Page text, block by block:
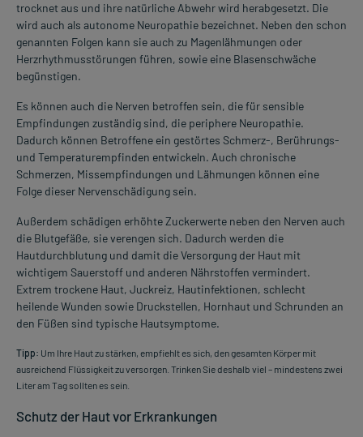
trocknet aus und ihre natürliche Abwehr wird herabgesetzt. Die
wird auch als autonome Neuropathie bezeichnet. Neben den schon
genannten Folgen kann sie auch zu Magenlähmungen oder
Herzrhythmusstörungen führen, sowie eine Blasenschwäche
begünstigen.
Es können auch die Nerven betroffen sein, die für sensible
Empfindungen zuständig sind, die periphere Neuropathie.
Dadurch können Betroffene ein gestörtes Schmerz-, Berührungs-
und Temperaturempfinden entwickeln. Auch chronische
Schmerzen, Missempfindungen und Lähmungen können eine
Folge dieser Nervenschädigung sein.
Außerdem schädigen erhöhte Zuckerwerte neben den Nerven auch
die Blutgefäße, sie verengen sich. Dadurch werden die
Hautdurchblutung und damit die Versorgung der Haut mit
wichtigem Sauerstoff und anderen Nährstoffen vermindert.
Extrem trockene Haut, Juckreiz, Hautinfektionen, schlecht
heilende Wunden sowie Druckstellen, Hornhaut und Schrunden an
den Füßen sind typische Hautsymptome.
Tipp: Um Ihre Haut zu stärken, empfiehlt es sich, den gesamten Körper mit
ausreichend Flüssigkeit zu versorgen. Trinken Sie deshalb viel – mindestens zwei
Liter am Tag sollten es sein.
Schutz der Haut vor Erkrankungen